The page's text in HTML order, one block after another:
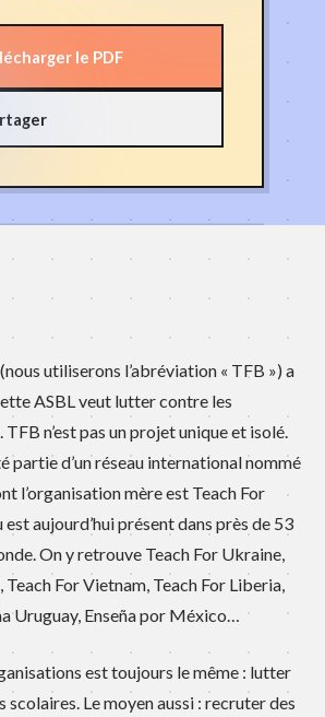
le PDF
utiliserons l’abréviation « TFB ») a
ASBL veut lutter contre les
n’est pas un projet unique et isolé.
partie d’un réseau international nommé
l’organisation mère est Teach For
est aujourd’hui présent dans près de 53
On y retrouve Teach For Ukraine,
Teach For Vietnam, Teach For Liberia,
Uruguay, Enseña por México…
est toujours le même : lutter
Le moyen aussi : recruter des